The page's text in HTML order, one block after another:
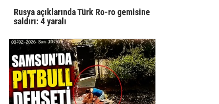
Rusya açıklarında Türk Ro-ro gemisine
saldırı: 4 yaralı